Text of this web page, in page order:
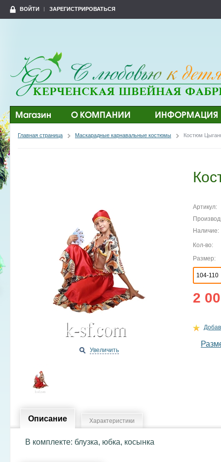
ВОЙТИ ЗАРЕГИСТРИРОВАТЬСЯ
Магазин О КОМПАНИИ ИНФОРМАЦИЯ
Главная страница Маскарадные карнавальные костюмы Костюм
Увеличить
Артикул:
Наличие:
Кол-во:
Размер:
104-110
2
Описание Характеристики
В комплекте: блузка, юбка, косынка